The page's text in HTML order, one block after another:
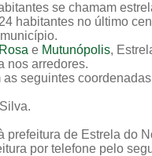
se chamam
habitantes no último
e Mutunópolis,
nos arredores.
seguintes
prefeitura de Estrela do
por telefone pelo